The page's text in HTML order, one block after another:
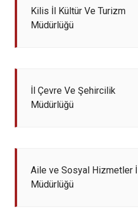
Kilis İl Kültür Ve Turizm
Müdürlüğü
İl Çevre Ve Şehircilik
Müdürlüğü
Aile ve Sosyal Hizmetler
Müdürlüğü